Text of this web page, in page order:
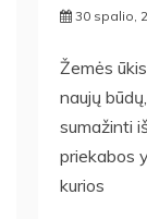
30 spalio,
Žemės
naujų
sumažinti
priekabos
kurios